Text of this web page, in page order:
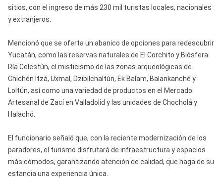
sitios, con el ingreso de más 230 mil turistas locales, nacionales
y extranjeros.
Mencionó que se oferta un abanico de opciones para redescubrir
Yucatán, como las reservas naturales de El Corchito y Biósfera
Ría Celestún, el misticismo de las zonas arqueológicas de
Chichén Itzá, Uxmal, Dzibilchaltún, Ek Balam, Balankanché y
Loltún, así como una variedad de productos en el Mercado
Artesanal de Zací en Valladolid y las unidades de Chocholá y
Halachó.
El funcionario señaló que, con la reciente modernización de los
paradores, el turismo disfrutará de infraestructura y espacios
más cómodos, garantizando atención de calidad, que haga de su
estancia una experiencia única.